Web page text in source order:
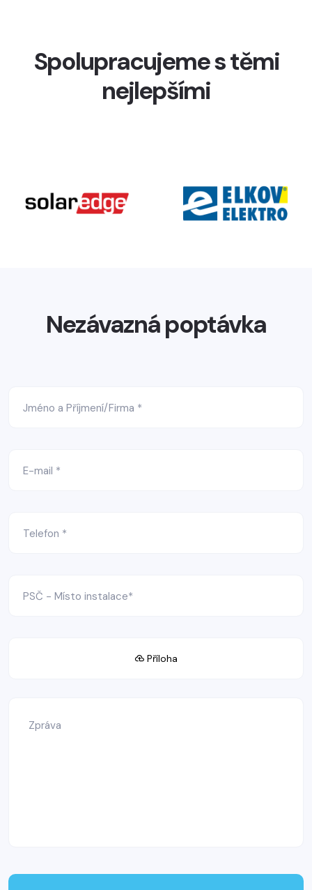
Spolupracujeme s těmi
nejlepšími
Nezávazná poptávka
Příloha